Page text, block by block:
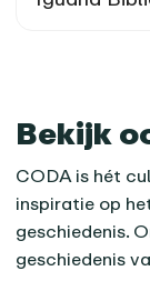
Bekijk
CODA is hét
inspiratie op
geschiedenis.
geschiedenis